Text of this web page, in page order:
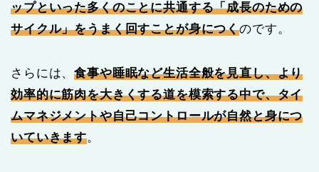
ップといった多くのことに共通する「成長のための
サイクル」をうまく回すことが身につくのです。
さらには、食事や睡眠など生活全般を見直し、より
効率的に筋肉を大きくする道を模索する中で、タイ
ムマネジメントや自己コントロールが自然と身につ
いていきます。